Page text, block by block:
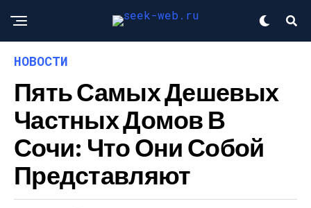
НОВОСТИ
Пять Самых Дешевых
Частных Домов В
Сочи: Что Они Собой
Представляют